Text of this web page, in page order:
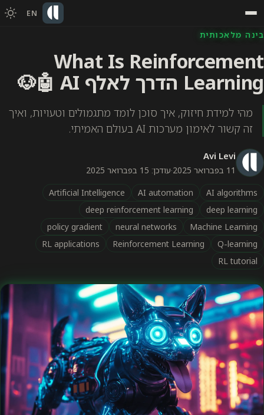
EN
בינה מלאכותית
What Is Reinforcement
Learning הדרך לאלף AI 🤖🐶
מהי למידת חיזוק, איך סוכן לומד מתגמולים וטעויות, ואיך
זה קשור לאימון מערכות AI בעולם האמיתי.
Avi Levi
11 בפברואר 2025 ·עודכן: 15 בפברואר 2025
AI algorithms
AI automation
Artificial Intelligence
deep learning
deep reinforcement learning
Machine Learning
neural networks
policy gradient
Q-learning
Reinforcement Learning
RL applications
RL tutorial